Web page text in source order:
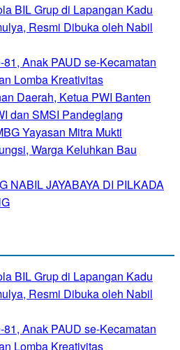
BIL Grup di Lapangan Kadu
Resmi Dibuka oleh Nabil
Anak PAUD se-Kecamatan
Lomba Kreativitas
Daerah, Ketua PWI Banten
dan SMSI Pandeglang
Yayasan Mitra Mukti
Warga Keluhkan Bau
NABIL JAYABAYA DI PILKADA
BIL Grup di Lapangan Kadu
Resmi Dibuka oleh Nabil
Anak PAUD se-Kecamatan
Lomba Kreativitas